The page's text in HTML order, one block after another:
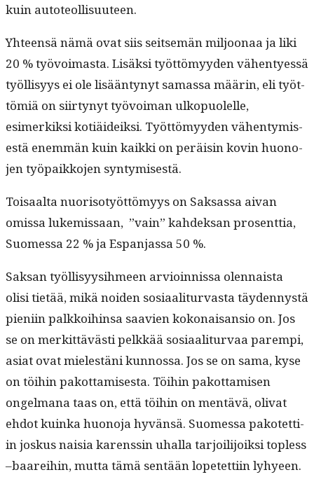
kuin auto­te­ol­lisu­u­teen.
Yhteen­sä nämä ovat siis seit­semän miljoon­aa ja liki
20 % työvoimas­ta. Lisäk­si työt­tömyy­den vähen­tyessä
työl­lisyys ei ole lisään­tynyt samas­sa määrin, eli työt­
tömiä on siir­tynyt työvoiman ulkop­uolelle,
esimerkik­si kotiäideik­si. Työt­tömyy­den vähen­tymis­
es­tä enem­män kuin kaik­ki on peräisin kovin huono­
jen työ­paikko­jen syntymisestä.
Toisaal­ta nuoriso­työt­tömyys on Sak­sas­sa aivan
omis­sa luke­mis­saan, ”vain” kahdek­san pros­ent­tia,
Suomes­sa 22 % ja Espan­jas­sa 50 %.
Sak­san työl­lisyysih­meen arvioin­nis­sa olen­naista
olisi tietää, mikä noiden sosi­aal­i­tur­vas­ta täy­den­nys­tä
pieni­in palkkoi­hin­sa saavien kokon­aisan­sio on. Jos
se on merkit­tävästi pelkkää sosi­aal­i­tur­vaa parem­pi,
asi­at ovat mielestäni kun­nos­sa. Jos se on sama, kyse
on töi­hin pakot­tamis­es­ta. Töi­hin pakot­tamisen
ongel­mana taas on, että töi­hin on men­tävä, oli­vat
ehdot kuin­ka huono­ja hyvän­sä. Suomes­sa pakotet­ti­
in joskus naisia karenssin uhal­la tar­joil­i­joik­si top­less
–baarei­hin, mut­ta tämä sen­tään lopetet­ti­in lyhyeen.